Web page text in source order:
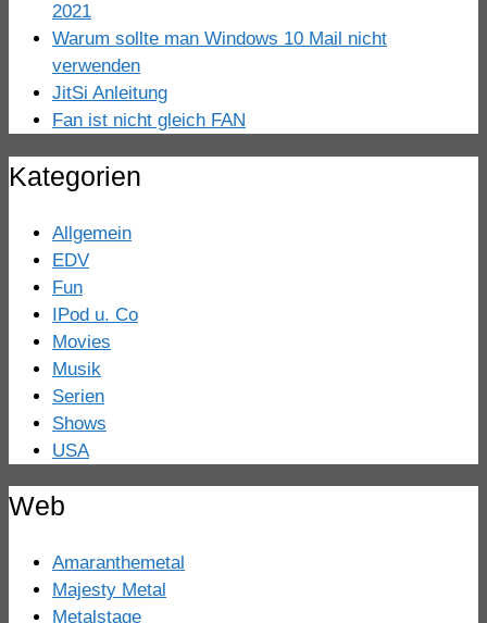
2021
Warum sollte man Windows 10 Mail nicht
verwenden
JitSi Anleitung
Fan ist nicht gleich FAN
Kategorien
Allgemein
EDV
Fun
IPod u. Co
Movies
Musik
Serien
Shows
USA
Web
Amaranthemetal
Majesty Metal
Metalstage